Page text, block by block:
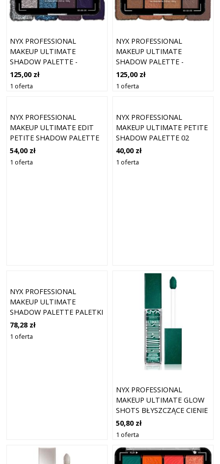
NYX PROFESSIONAL
MAKEUP ULTIMATE
SHADOW PALETTE -
PALETA CIENI DO POWI
125,00 zł
1 oferta
NYX PROFESSIONAL
MAKEUP ULTIMATE
SHADOW PALETTE -
PALETA CIENI DO POWI
125,00 zł
1 oferta
NYX PROFESSIONAL
MAKEUP ULTIMATE EDIT
PETITE SHADOW PALETTE
6 PAN
54,00 zł
1 oferta
NYX PROFESSIONAL
MAKEUP ULTIMATE PETITE
SHADOW PALETTE 02
BRIGHTS
40,00 zł
1 oferta
NYX PROFESSIONAL
MAKEUP ULTIMATE
SHADOW PALETTE PALETKI
CIENI I ZESTAWY
KOSMETYKÓW 12,8 G
78,28 zł
1 oferta
NYX PROFESSIONAL
MAKEUP ULTIMATE GLOW
SHOTS BŁYSZCZĄCE CIENIE
DO POWIEK W PŁYNIE
ODCIEŃ 22 WATERMELON
50,80 zł
1 oferta